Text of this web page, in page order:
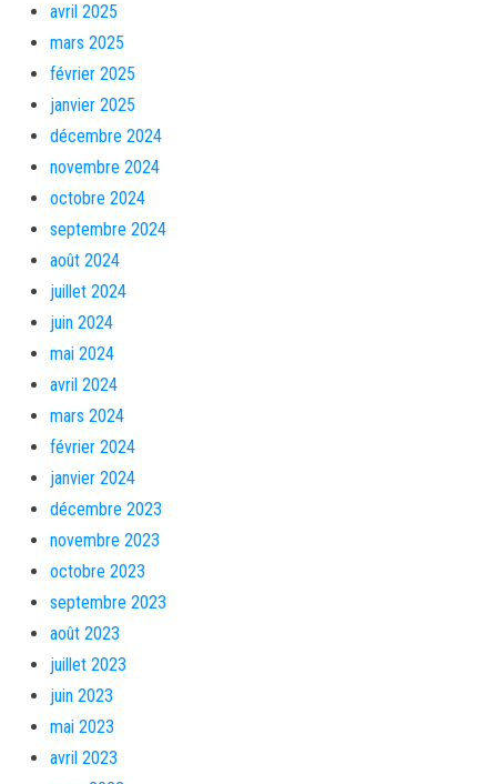
avril 2025
mars 2025
février 2025
janvier 2025
décembre 2024
novembre 2024
octobre 2024
septembre 2024
août 2024
juillet 2024
juin 2024
mai 2024
avril 2024
mars 2024
février 2024
janvier 2024
décembre 2023
novembre 2023
octobre 2023
septembre 2023
août 2023
juillet 2023
juin 2023
mai 2023
avril 2023